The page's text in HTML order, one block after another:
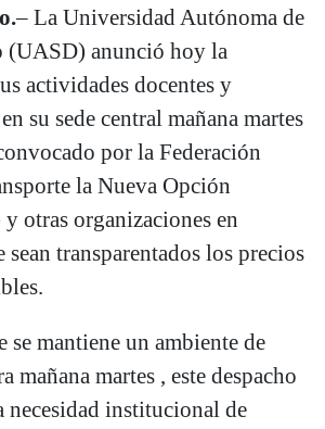
– La Universidad Autónoma de
(UASD) anunció hoy la
actividades docentes y
su sede central mañana martes
por la Federación
la Nueva Opción
y otras organizaciones en
sean transparentados los precios
se mantiene un ambiente de
mañana martes , este despacho
necesidad institucional de